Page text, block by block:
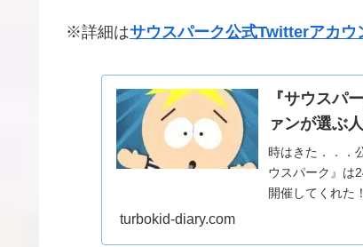
※詳細はサウスパーク公式Twitterアカウ
『サウスパ
ァンが選ぶ
時はきた．．．
ウスパーク』は
開催してくれた
turbokid-diary.com